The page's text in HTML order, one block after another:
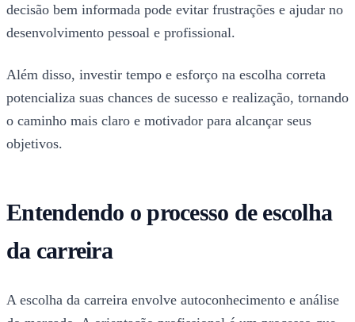
decisão bem informada pode evitar frustrações e ajudar no
desenvolvimento pessoal e profissional.
Além disso, investir tempo e esforço na escolha correta
potencializa suas chances de sucesso e realização, tornando
o caminho mais claro e motivador para alcançar seus
objetivos.
Entendendo o processo de escolha
da carreira
A escolha da carreira envolve autoconhecimento e análise